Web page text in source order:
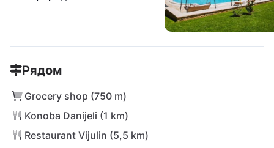
Рядом
Grocery shop (750 m)
Konoba Danijeli (1 km)
Restaurant Vijulin (5,5 km)